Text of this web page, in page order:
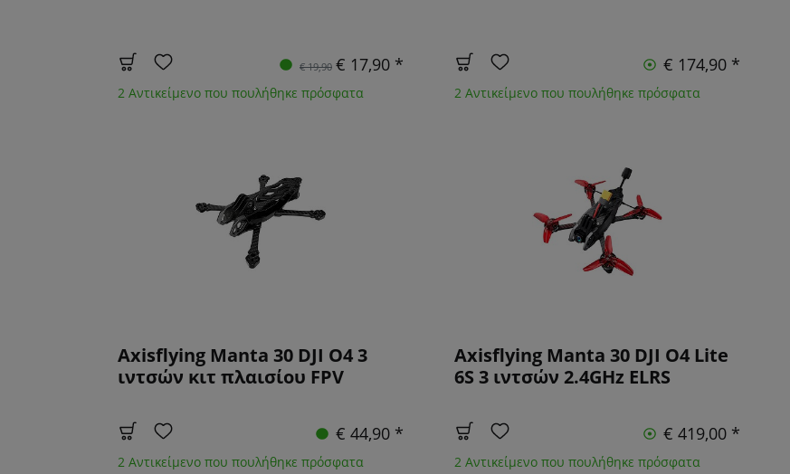
€ 19,90 € 17,90 *
2 Αντικείμενο που πουλήθηκε πρόσφατα
€ 174,90 *
2 Αντικείμενο που πουλήθηκε πρόσφατα
Axisflying Manta 30 DJI O4 3
ιντσών κιτ πλαισίου FPV
€ 44,90 *
2 Αντικείμενο που πουλήθηκε πρόσφατα
Axisflying Manta 30 DJI O4 Lite
6S 3 ιντσών 2.4GHz ELRS
€ 419,00 *
2 Αντικείμενο που πουλήθηκε πρόσφατα